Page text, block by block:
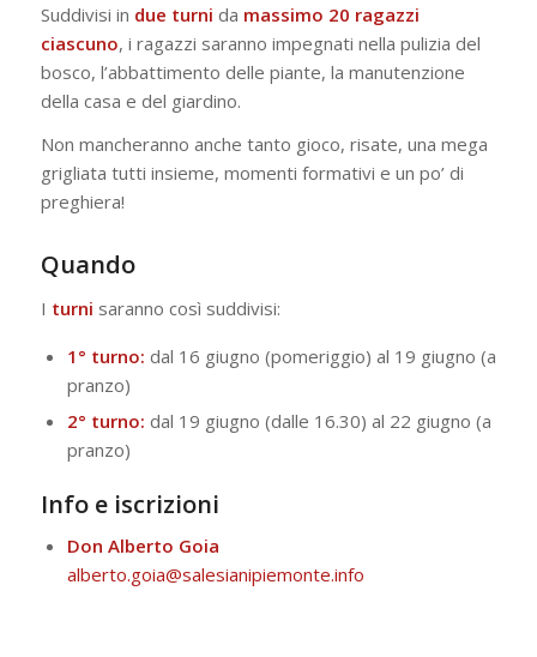
Suddivisi in due turni da massimo 20 ragazzi
ciascuno, i ragazzi saranno impegnati nella pulizia del
bosco, l’abbattimento delle piante, la manutenzione
della casa e del giardino.
Non mancheranno anche tanto gioco, risate, una mega
grigliata tutti insieme, momenti formativi e un po’ di
preghiera!
Quando
I turni saranno così suddivisi:
1° turno: dal 16 giugno (pomeriggio) al 19 giugno (a
pranzo)
2° turno: dal 19 giugno (dalle 16.30) al 22 giugno (a
pranzo)
Info e iscrizioni
Don Alberto Goia
alberto.goia@salesianipiemonte.info